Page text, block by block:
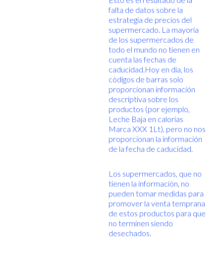
falta de datos sobre la
estrategia de precios del
supermercado. La mayoría
de los supermercados de
todo el mundo no tienen en
cuenta las fechas de
caducidad.Hoy en día, los
códigos de barras solo
proporcionan información
descriptiva sobre los
productos (por ejemplo,
Leche Baja en calorías
Marca XXX 1Lt), pero no nos
proporcionan la información
de la fecha de caducidad.
Los supermercados, que no
tienen la información, no
pueden tomar medidas para
promover la venta temprana
de estos productos para que
no terminen siendo
desechados.